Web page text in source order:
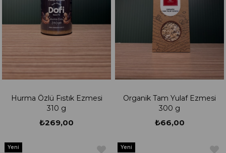
Hurma Özlü Fıstık Ezmesi
310 g
₺269,00
Organik Tam Yulaf Ezmesi
300 g
₺66,00
Yeni
Yeni